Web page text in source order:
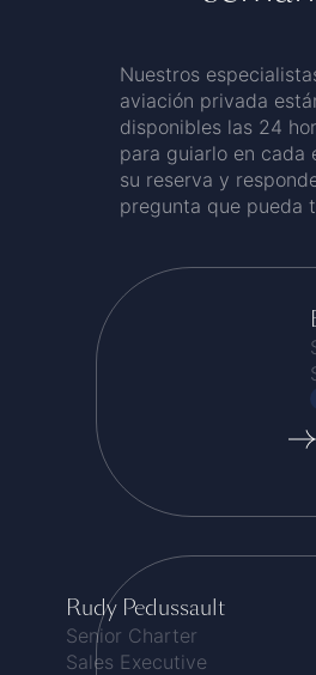
Nuestros
aviación privada
disponibles las 24
para guiarlo en cada
su reserva y
pregunta que pueda
Rudy Pedussault
Senior Charter
Sales Executive